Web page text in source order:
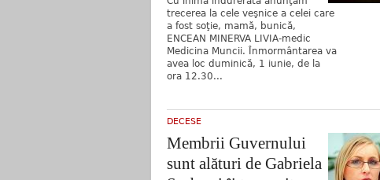
trecerea la cele veşnice a celei care
a fost soţie, mamă, bunică,
ENCEAN MINERVA LIVIA-medic
Medicina Muncii. Înmormântarea va
avea loc duminică, 1 iunie, de la
ora 12.30...
DECESE
Membrii Guvernului
sunt alături de Gabriela